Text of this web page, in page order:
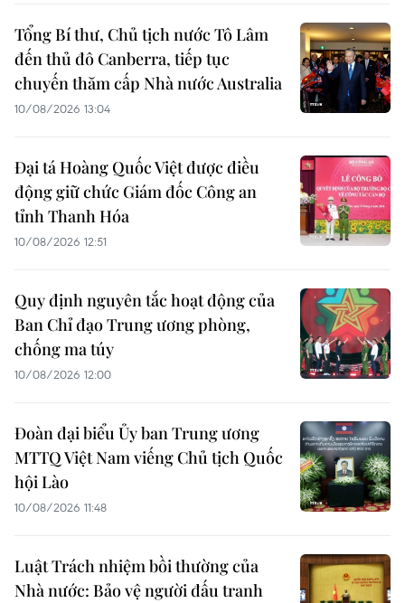
Tổng Bí thư, Chủ tịch nước Tô Lâm
đến thủ đô Canberra, tiếp tục
chuyến thăm cấp Nhà nước Australia
10/08/2026 13:04
Đại tá Hoàng Quốc Việt được điều
động giữ chức Giám đốc Công an
tỉnh Thanh Hóa
10/08/2026 12:51
Quy định nguyên tắc hoạt động của
Ban Chỉ đạo Trung ương phòng,
chống ma túy
10/08/2026 12:00
Đoàn đại biểu Ủy ban Trung ương
MTTQ Việt Nam viếng Chủ tịch Quốc
hội Lào
10/08/2026 11:48
Luật Trách nhiệm bồi thường của
Nhà nước: Bảo vệ người đấu tranh